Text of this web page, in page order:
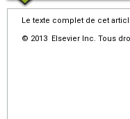
Le texte complet de cet
© 2013 Elsevier Inc. Tous